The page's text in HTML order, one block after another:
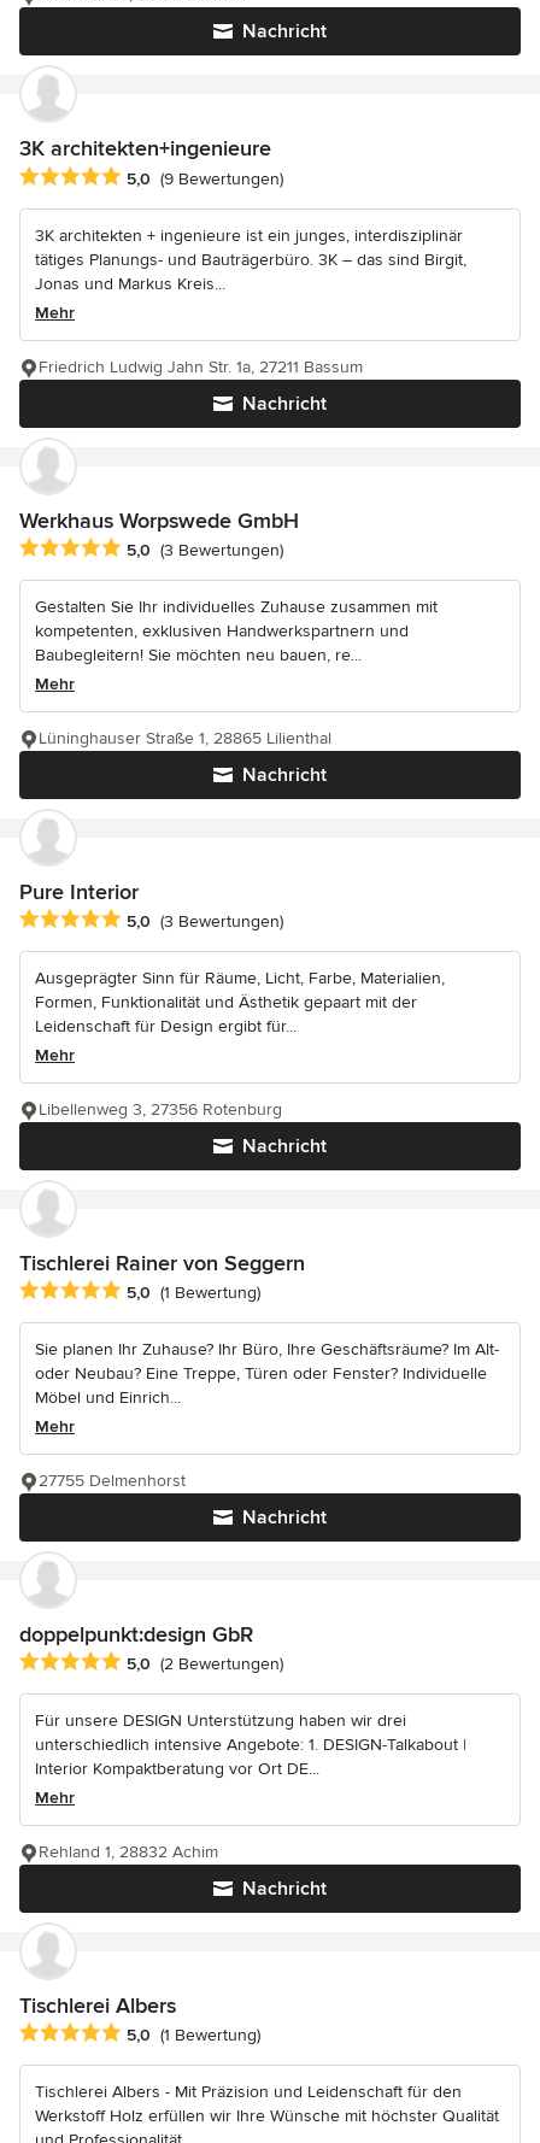
Nachricht
3K architekten+ingenieure
Durchschnittliche Bewertung: 5 von 5 Sternen
5,0 (9 Bewertungen)
3K architekten + ingenieure ist ein junges, interdisziplinär
tätiges Planungs- und Bauträgerbüro. 3K – das sind Birgit,
Jonas und Markus Kreis...
Mehr
Nachricht
Friedrich Ludwig Jahn Str. 1a, 27211 Bassum
Werkhaus Worpswede GmbH
Durchschnittliche Bewertung: 5 von 5 Sternen
5,0 (3 Bewertungen)
Gestalten Sie Ihr individuelles Zuhause zusammen mit
kompetenten, exklusiven Handwerkspartnern und
Baubegleitern! Sie möchten neu bauen, re...
Mehr
Nachricht
Lüninghauser Straße 1, 28865 Lilienthal
Pure Interior
Durchschnittliche Bewertung: 5 von 5 Sternen
5,0 (3 Bewertungen)
Ausgeprägter Sinn für Räume, Licht, Farbe, Materialien,
Formen, Funktionalität und Ästhetik gepaart mit der
Leidenschaft für Design ergibt für...
Mehr
Nachricht
Libellenweg 3, 27356 Rotenburg
Tischlerei Rainer von Seggern
Durchschnittliche Bewertung: 5 von 5 Sternen
5,0 (1 Bewertung)
Sie planen Ihr Zuhause? Ihr Büro, Ihre Geschäftsräume? Im Alt-
oder Neubau? Eine Treppe, Türen oder Fenster? Individuelle
Möbel und Einrich...
Mehr
Nachricht
27755 Delmenhorst
doppelpunkt:design GbR
Durchschnittliche Bewertung: 5 von 5 Sternen
5,0 (2 Bewertungen)
Für unsere DESIGN Unterstützung haben wir drei
unterschiedlich intensive Angebote: 1. DESIGN-Talkabout |
Interior Kompaktberatung vor Ort DE...
Mehr
Nachricht
Rehland 1, 28832 Achim
Tischlerei Albers
Durchschnittliche Bewertung: 5 von 5 Sternen
5,0 (1 Bewertung)
Tischlerei Albers - Mit Präzision und Leidenschaft für den
Werkstoff Holz erfüllen wir Ihre Wünsche mit höchster Qualität